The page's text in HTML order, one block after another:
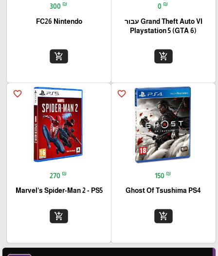
0 ₪
Grand Theft Auto VI עבור
(Playstation 5 (GTA 6
add_shopping_cart
300 ₪
FC26 Nintendo
add_shopping_cart
favorite_border
150 ₪
Ghost Of Tsushima PS4
add_shopping_cart
favorite_border
270 ₪
Marvel’s Spider-Man 2 - PS5
add_shopping_cart